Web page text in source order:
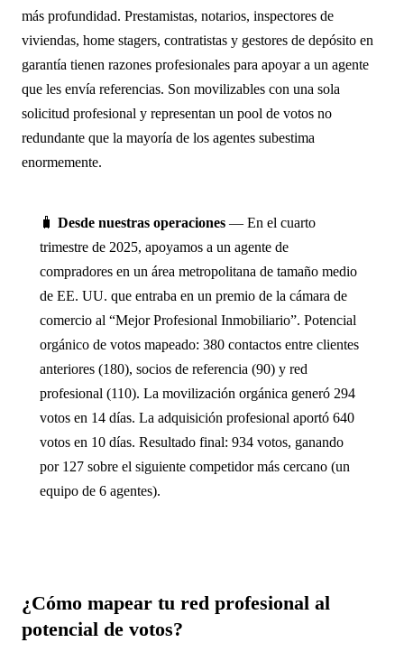
más profundidad. Prestamistas, notarios, inspectores de
viviendas, home stagers, contratistas y gestores de depósito en
garantía tienen razones profesionales para apoyar a un agente
que les envía referencias. Son movilizables con una sola
solicitud profesional y representan un pool de votos no
redundante que la mayoría de los agentes subestima
enormemente.
🧳 Desde nuestras operaciones — En el cuarto
trimestre de 2025, apoyamos a un agente de
compradores en un área metropolitana de tamaño medio
de EE. UU. que entraba en un premio de la cámara de
comercio al “Mejor Profesional Inmobiliario”. Potencial
orgánico de votos mapeado: 380 contactos entre clientes
anteriores (180), socios de referencia (90) y red
profesional (110). La movilización orgánica generó 294
votos en 14 días. La adquisición profesional aportó 640
votos en 10 días. Resultado final: 934 votos, ganando
por 127 sobre el siguiente competidor más cercano (un
equipo de 6 agentes).
¿Cómo mapear tu red profesional al
potencial de votos?